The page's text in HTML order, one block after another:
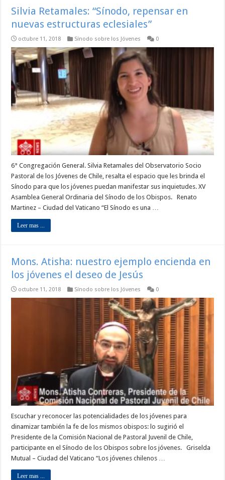
Silvia Retamales: “Sínodo, repensar en
nuevas estructuras eclesiales”
octubre 11, 2018 Sínodo sobre los Jóvenes 0
6° Congregación General. Silvia Retamales del Observatorio Socio
Pastoral de los Jóvenes de Chile, resalta el espacio que les brinda el
Sínodo para que los jóvenes puedan manifestar sus inquietudes. XV
Asamblea General Ordinaria del Sínodo de los Obispos. Renato
Martinez – Ciudad del Vaticano “El Sínodo es una …
Leer mas ...
Mons. Atisha: nuestro ejemplo encienda en
los jóvenes el deseo de Jesús
octubre 11, 2018 Sínodo sobre los Jóvenes 0
Escuchar y reconocer las potencialidades de los jóvenes para
dinamizar también la fe de los mismos obispos: lo sugirió el
Presidente de la Comisión Nacional de Pastoral Juvenil de Chile,
participante en el Sínodo de los Obispos sobre los jóvenes. Griselda
Mutual – Ciudad del Vaticano “Los jóvenes chilenos …
Leer mas ...